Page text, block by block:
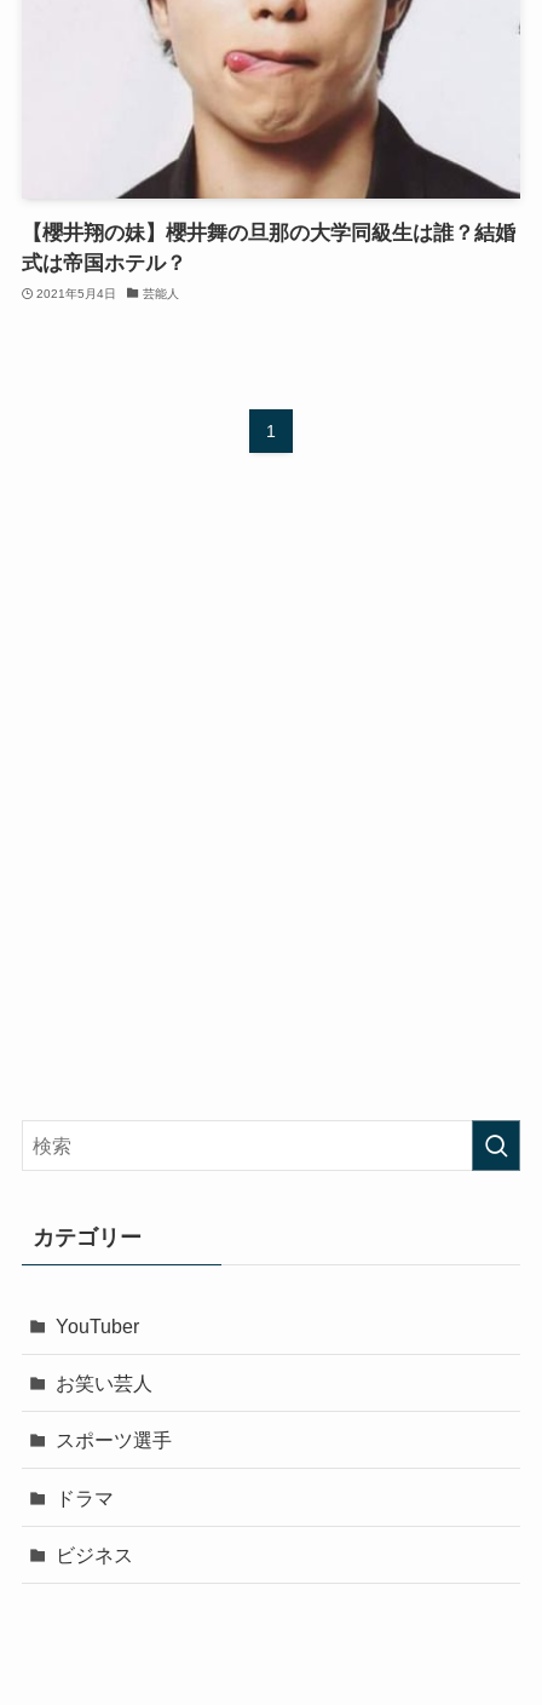
【櫻井翔の妹】櫻井舞の旦那の大学同級生は誰？結婚
式は帝国ホテル？
2021年5月4日 芸能人
1
カテゴリー
YouTuber
お笑い芸人
スポーツ選手
ドラマ
ビジネス